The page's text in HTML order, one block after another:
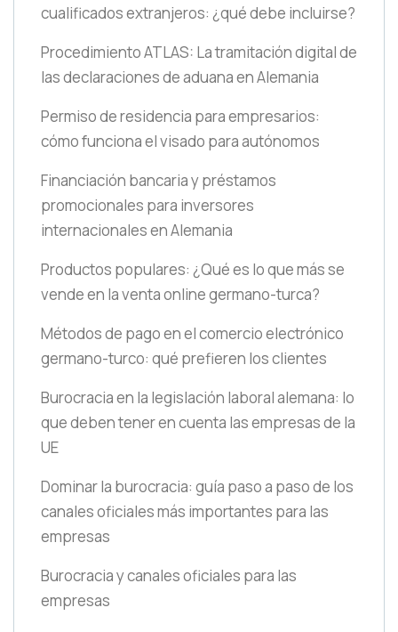
cualificados extranjeros: ¿qué debe incluirse?
Procedimiento ATLAS: La tramitación digital de
las declaraciones de aduana en Alemania
Permiso de residencia para empresarios:
cómo funciona el visado para autónomos
Financiación bancaria y préstamos
promocionales para inversores
internacionales en Alemania
Productos populares: ¿Qué es lo que más se
vende en la venta online germano-turca?
Métodos de pago en el comercio electrónico
germano-turco: qué prefieren los clientes
Burocracia en la legislación laboral alemana: lo
que deben tener en cuenta las empresas de la
UE
Dominar la burocracia: guía paso a paso de los
canales oficiales más importantes para las
empresas
Burocracia y canales oficiales para las
empresas